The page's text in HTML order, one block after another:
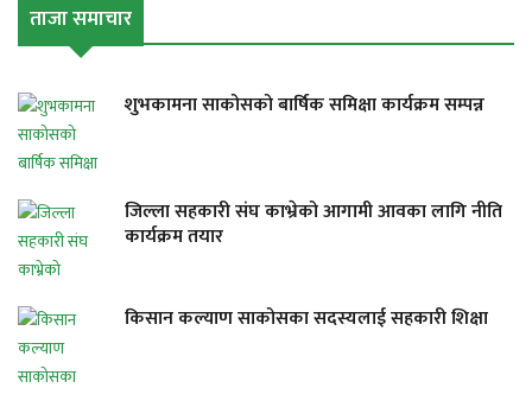
ताजा समाचार
शुभकामना साकोसको बार्षिक समिक्षा कार्यक्रम सम्पन्न
जिल्ला सहकारी संघ काभ्रेको आगामी आवका लागि नीति
कार्यक्रम तयार
किसान कल्याण साकोसका सदस्यलाई सहकारी शिक्षा